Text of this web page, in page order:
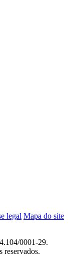
legal Mapa do site
0001-29.